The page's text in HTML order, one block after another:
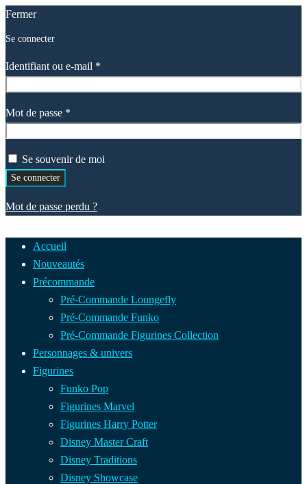
Fermer
Se connecter
Identifiant ou e-mail *
Mot de passe *
Se souvenir de moi
Se connecter
Mot de passe perdu ?
Accueil
Nouveautés
Précommande
Pré-Commande Loungefly
Pré-Commande Funko
Pré-Commande Figurines Collection
Personnages & univers
Figurines
Funko Pop
Figurines Marvel
Figurines Harry Potter
Disney Master Craft
Disney Traditions
Disney Showcase